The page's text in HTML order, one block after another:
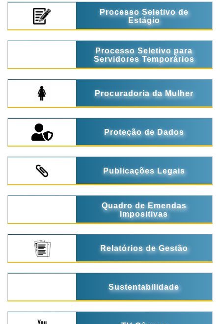
Processo Seletivo de
Estágio
Processo Seletivo para
Servidores Temporários
Procuradoria da Mulher
Proteção de Dados
Publicações Legais
Quadro de Emendas
Impositivas
Relatórios de Gestão
Sustentabilidade